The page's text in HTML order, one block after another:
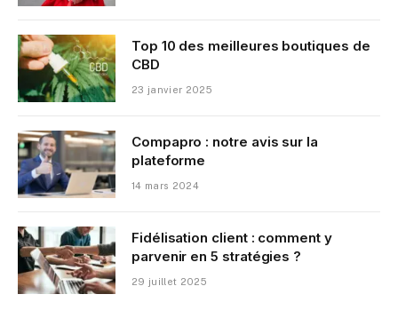
Top 10 des meilleures boutiques de
CBD
23 janvier 2025
Compapro : notre avis sur la
plateforme
14 mars 2024
Fidélisation client : comment y
parvenir en 5 stratégies ?
29 juillet 2025